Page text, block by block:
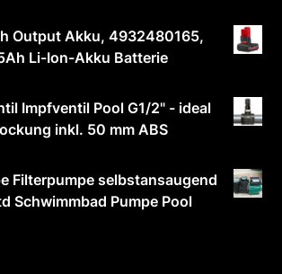
Output Akku, 4932480165,
Li-Ion-Akku Batterie
Impfventil Pool G1/2" - ideal
inkl. 50 mm ABS
Filterpumpe selbstansaugend
Schwimmbad Pumpe Pool